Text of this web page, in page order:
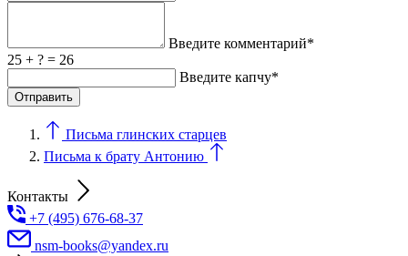
Введите комментарий*
25 + ? = 26
Введите капчу*
Письма глинских старцев
Письма к брату Антонию
Контакты
+7 (495) 676-68-37
nsm-books@yandex.ru